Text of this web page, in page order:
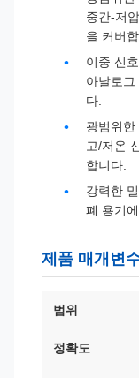
중간-저
을 커버
이중 신
아날로
다.
광범위
고/저온
합니다.
강력한
폐 용기
제품 매개변
범위
정확도